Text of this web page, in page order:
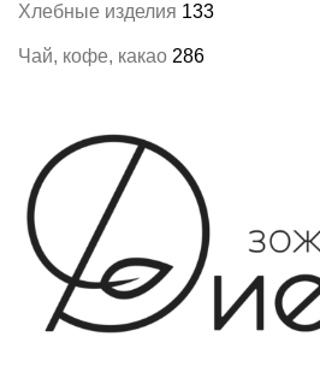
Хлебные изделия 133
Чай, кофе, какао 286